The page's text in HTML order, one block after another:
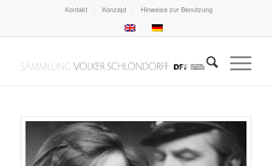
Kontakt Konzept Hinweise zur Benutzung